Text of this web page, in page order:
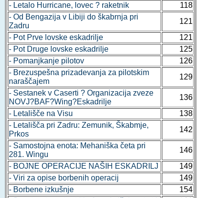
- Letalo Hurricane, lovec ? raketnik
118
- Od Bengazija v Libiji do škabrnja pri
Zadru
121
- Pot Prve lovske eskadrilje
121
- Pot Druge lovske eskadrilje
125
- Pomanjkanje pilotov
126
- Brezuspešna prizadevanja za pilotskim
naraščajem
129
- Sestanek v Caserti ? Organizacija zveze
NOVJ?BAF?Wing?Eskadrilje
136
- Letališče na Visu
138
- Letališča pri Zadru: Zemunik, Škabmje,
Prkos
142
- Samostojna enota: Mehaniška četa pri
281. Wingu
146
- BOJNE OPERACIJE NAŠIH ESKADRILJ
149
- Viri za opise borbenih operacij
149
- Borbene izkušnje
154